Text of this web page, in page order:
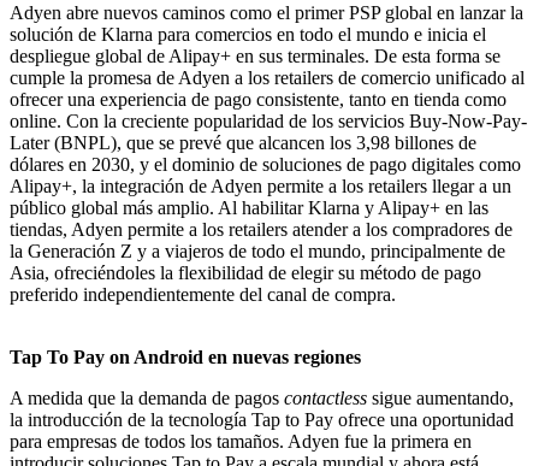
Adyen abre nuevos caminos como el primer PSP global en lanzar la
solución de Klarna para comercios en todo el mundo e inicia el
despliegue global de Alipay+ en sus terminales. De esta forma se
cumple la promesa de Adyen a los retailers de comercio unificado al
ofrecer una experiencia de pago consistente, tanto en tienda como
online. Con la creciente popularidad de los servicios Buy-Now-Pay-
Later (BNPL), que se prevé que alcancen los 3,98 billones de
dólares en 2030, y el dominio de soluciones de pago digitales como
Alipay+, la integración de Adyen permite a los retailers llegar a un
público global más amplio. Al habilitar Klarna y Alipay+ en las
tiendas, Adyen permite a los retailers atender a los compradores de
la Generación Z y a viajeros de todo el mundo, principalmente de
Asia, ofreciéndoles la flexibilidad de elegir su método de pago
preferido independientemente del canal de compra.
Tap To Pay on Android en nuevas regiones
A medida que la demanda de pagos contactless sigue aumentando,
la introducción de la tecnología Tap to Pay ofrece una oportunidad
para empresas de todos los tamaños. Adyen fue la primera en